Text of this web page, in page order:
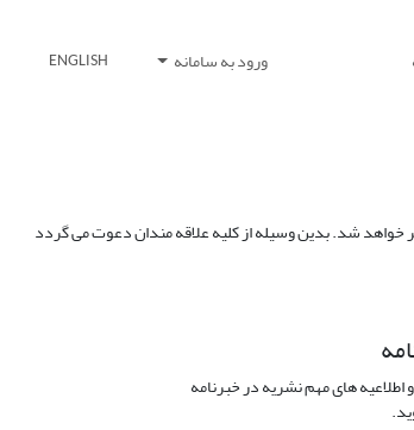
ورود به سامانه ENGLISH
تصمیم هیئت تحریریه نشریه هیدرولیک و به منظور ایجاد شرایط نمایه سازی مجله هیدرولیک در نمایه های بین المللی، یک ویژه نامه انگلیسی در ابتدای سال 1401 منتشر خواهد شد. بدین وسیله از کلیه علاقه مندان دعوت می گردد
اطلاعیه های مهم نشریه در خبرنامه